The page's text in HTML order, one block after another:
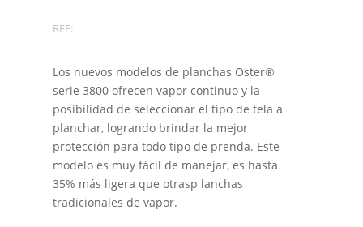
REF:
Los nuevos modelos de planchas Oster®
serie 3800 ofrecen vapor continuo y la
posibilidad de seleccionar el tipo de tela a
planchar, logrando brindar la mejor
protección para todo tipo de prenda. Este
modelo es muy fácil de manejar, es hasta
35% más ligera que otrasp lanchas
tradicionales de vapor.